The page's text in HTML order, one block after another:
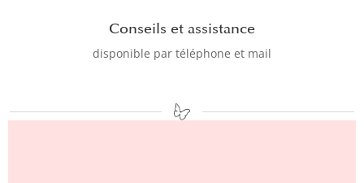
Conseils et assistance
disponible par téléphone et mail